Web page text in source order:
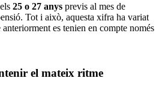
25 o 27 anys previs al mes de
Tot i això, aquesta xifra ha variat
es tenien en compte només
el mateix ritme